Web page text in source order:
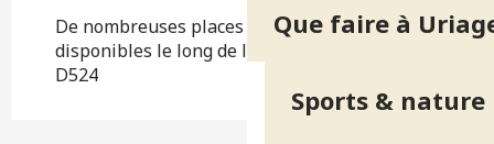
Que faire à
Sports & nature
De nombreuses places de stationnement sont
disponibles le long de la départementale
D524